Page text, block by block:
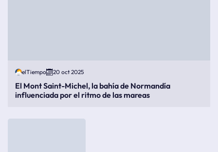
elTiempo 20 oct 2025
El Mont Saint-Michel, la bahía de Normandía
influenciada por el ritmo de las mareas